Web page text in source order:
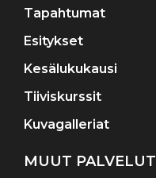
Tapahtumat
Esitykset
Kesälukukausi
Tiiviskurssit
Kuvagalleriat
MUUT PALVELUT